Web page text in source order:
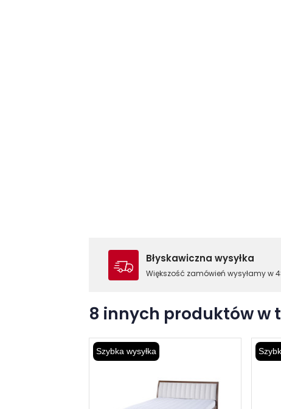
Błyskawiczna wysyłka
Większość zamówień wysyłamy w
8 innych produktów w
Szybka wysyłka